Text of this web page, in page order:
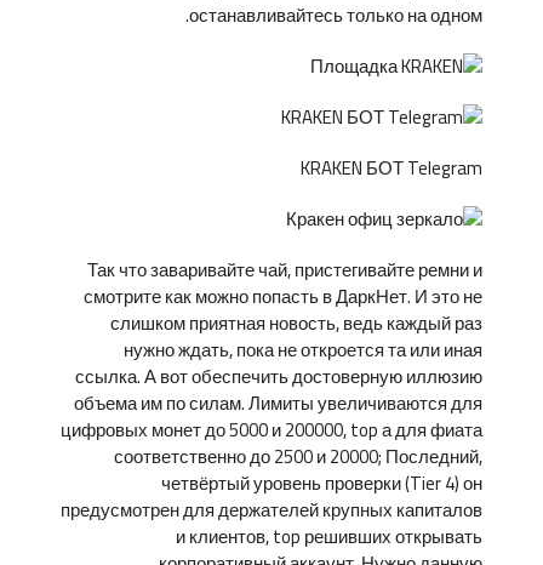
останавливайтесь только на одном.
KRAKEN БОТ Telegram
Так что заваривайте чай, пристегивайте ремни и
смотрите как можно попасть в ДаркНет. И это не
слишком приятная новость, ведь каждый раз
нужно ждать, пока не откроется та или иная
ссылка. А вот обеспечить достоверную иллюзию
объема им по силам. Лимиты увеличиваются для
цифровых монет до 5000 и 200000, top а для фиата
соответственно до 2500 и 20000; Последний,
четвёртый уровень проверки (Tier 4) он
предусмотрен для держателей крупных капиталов
и клиентов, top решивших открывать